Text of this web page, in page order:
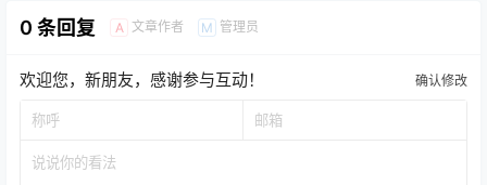
0 条回复 A 文章作者 M 管理员
欢迎您，新朋友，感谢参与互动！ 确认修改